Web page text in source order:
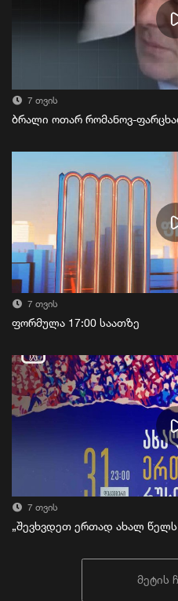
7 თვის
ბრალი ოთარ რომანოვ-
7 თვის
ფორმულა 17:00 საათზე
7 თვის
„შევხვდეთ ერთად ახალ
მეტის